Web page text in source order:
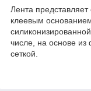
Лента
клеевым
числе, на основе
сеткой.